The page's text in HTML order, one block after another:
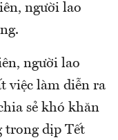
người lao
người lao
việc làm diễn ra
sẻ khó khăn
trong dịp Tết